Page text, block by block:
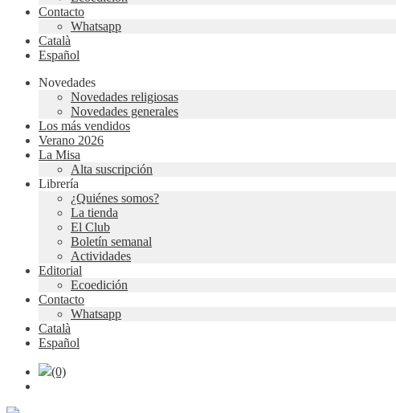
Contacto
Whatsapp
Català
Español
Novedades
Novedades religiosas
Novedades generales
Los más vendidos
Verano 2026
La Misa
Alta suscripción
Librería
¿Quiénes somos?
La tienda
El Club
Boletín semanal
Actividades
Editorial
Ecoedición
Contacto
Whatsapp
Català
Español
(0)